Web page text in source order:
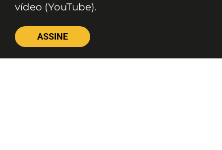
vídeo (YouTube).
ASSINE